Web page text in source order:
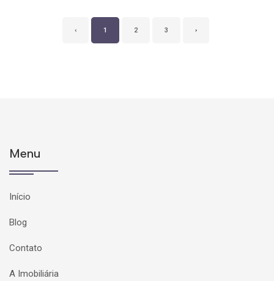
‹ 1 2 3 ›
Menu
Início
Blog
Contato
A Imobiliária